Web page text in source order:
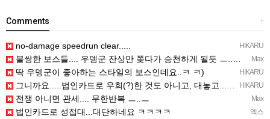
+
Comments
HIKARU
no-damage speedrun clear.....
Max
불쌍한 보스들.... 우뎅군 잔상만 쫒다가 승천하게 될듯 ㅡ..ㅡy~
HIKARU
딱 우뎅군이 좋아하는 스타일의 보스인데요..ㅋ ㅋ)
HIKARU
그니까요.....법인카드로 우회(?)한 것도 아니고, 대놓고...ㅋ ㅋ)
Max
전쟁 아니면 관세.... 무한반복 ㅡ..ㅡ
엑스
법인카드로 성접대...대단하네요 ㅋㅋㅋㅋ